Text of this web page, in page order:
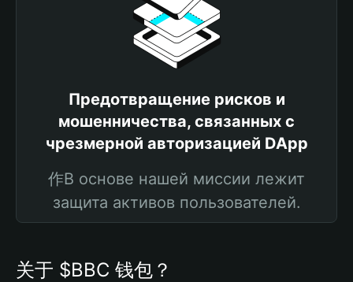
Предотвращение рисков и
мошенничества, связанных с
чрезмерной авторизацией DApp
作В основе нашей миссии лежит
защита активов пользователей.
关于 $BBC 钱包？